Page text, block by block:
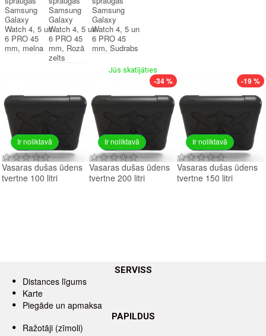
Samsung
Galaxy
Watch 4, 5 un
6 PRO 45
mm, melna
Samsung
Galaxy
Watch 4, 5 un
6 PRO 45
mm, Rozā
zelts
Samsung
Galaxy
Watch 4, 5 un
6 PRO 45
mm, Sudrabs
Jūs skatījāties
Ir noliktavā
Vasaras dušas ūdens
tvertne 100 litri
Ir noliktavā
-34 %
Vasaras dušas ūdens
tvertne 200 litri
Ir noliktavā
-19 %
Vasaras dušas ūdens
tvertne 150 litri
SERVISS
Distances līgums
Karte
Piegāde un apmaksa
PAPILDUS
Ražotāji (zīmoli)